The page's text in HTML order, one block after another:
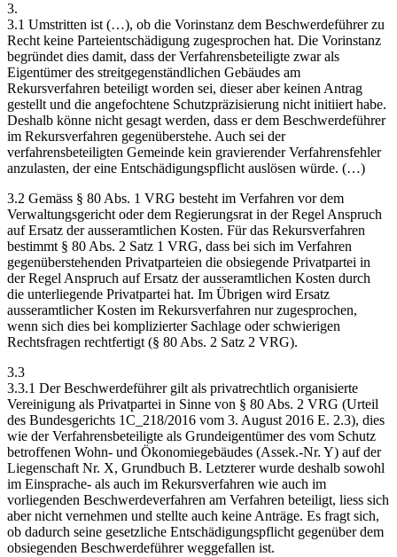
3.
3.1 Umstritten ist (…), ob die Vorinstanz dem Beschwerdeführer zu
Recht keine Parteientschädigung zugesprochen hat. Die Vorinstanz
begründet dies damit, dass der Verfahrensbeteiligte zwar als
Eigentümer des streitgegenständlichen Gebäudes am
Rekursverfahren beteiligt worden sei, dieser aber keinen Antrag
gestellt und die angefochtene Schutzpräzisierung nicht initiiert habe.
Deshalb könne nicht gesagt werden, dass er dem Beschwerdeführer
im Rekursverfahren gegenüberstehe. Auch sei der
verfahrensbeteiligten Gemeinde kein gravierender Verfahrensfehler
anzulasten, der eine Entschädigungspflicht auslösen würde. (…)
3.2 Gemäss § 80 Abs. 1 VRG besteht im Verfahren vor dem
Verwaltungsgericht oder dem Regierungsrat in der Regel Anspruch
auf Ersatz der ausseramtlichen Kosten. Für das Rekursverfahren
bestimmt § 80 Abs. 2 Satz 1 VRG, dass bei sich im Verfahren
gegenüberstehenden Privatparteien die obsiegende Privatpartei in
der Regel Anspruch auf Ersatz der ausseramtlichen Kosten durch
die unterliegende Privatpartei hat. Im Übrigen wird Ersatz
ausseramtlicher Kosten im Rekursverfahren nur zugesprochen,
wenn sich dies bei komplizierter Sachlage oder schwierigen
Rechtsfragen rechtfertigt (§ 80 Abs. 2 Satz 2 VRG).
3.3
3.3.1 Der Beschwerdeführer gilt als privatrechtlich organisierte
Vereinigung als Privatpartei in Sinne von § 80 Abs. 2 VRG (Urteil
des Bundesgerichts 1C_218/2016 vom 3. August 2016 E. 2.3), dies
wie der Verfahrensbeteiligte als Grundeigentümer des vom Schutz
betroffenen Wohn- und Ökonomiegebäudes (Assek.-Nr. Y) auf der
Liegenschaft Nr. X, Grundbuch B. Letzterer wurde deshalb sowohl
im Einsprache- als auch im Rekursverfahren wie auch im
vorliegenden Beschwerdeverfahren am Verfahren beteiligt, liess sich
aber nicht vernehmen und stellte auch keine Anträge. Es fragt sich,
ob dadurch seine gesetzliche Entschädigungspflicht gegenüber dem
obsiegenden Beschwerdeführer weggefallen ist.